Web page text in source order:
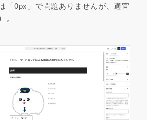
「0px」で問題ありませんが、適宜
。